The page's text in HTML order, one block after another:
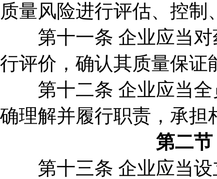
质量风险进行评估、控制
第十一条 企业应当对
行评价，确认其质量保证
第十二条 企业应当全
确理解并履行职责，承担
第二
第十三条 企业应当设